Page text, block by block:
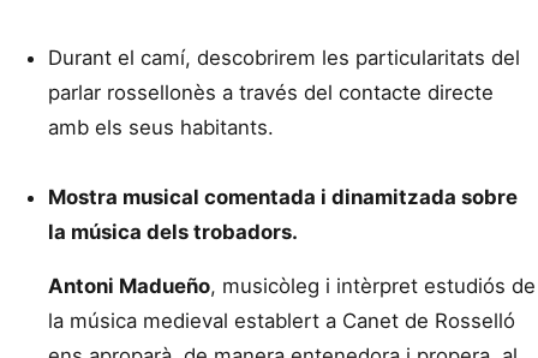
Durant el camí, descobrirem les particularitats del
parlar rossellonès a través del contacte directe
amb els seus habitants.
Mostra musical comentada i dinamitzada sobre
la música dels trobadors.
Antoni Madueño, musicòleg i intèrpret estudiós de
la música medieval establert a Canet de Rosselló